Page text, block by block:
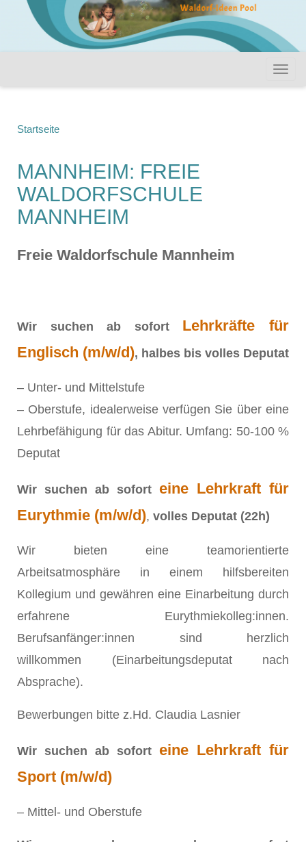
Startseite
MANNHEIM: FREIE
WALDORFSCHULE
MANNHEIM
Freie Waldorfschule Mannheim
Wir suchen ab sofort
Lehrkräfte für
Englisch (m/w/d), halbes bis volles Deputat
– Unter- und Mittelstufe
– Oberstufe, idealerweise verfügen Sie über eine
Lehrbefähigung für das Abitur. Umfang: 50-100 %
Deputat
Wir suchen ab sofort eine Lehrkraft für
Eurythmie (m/w/d), volles Deputat (22h)
Wir bieten eine teamorientierte
Arbeitsatmosphäre in einem hilfsbereiten
Kollegium und gewähren eine Einarbeitung durch
erfahrene Eurythmiekolleg:innen.
Berufsanfänger:innen sind herzlich
willkommen (Einarbeitungsdeputat nach
Absprache).
Bewerbungen bitte z.Hd. Claudia Lasnier
Wir suchen ab sofort eine Lehrkraft für
Sport (m/w/d)
– Mittel- und Oberstufe